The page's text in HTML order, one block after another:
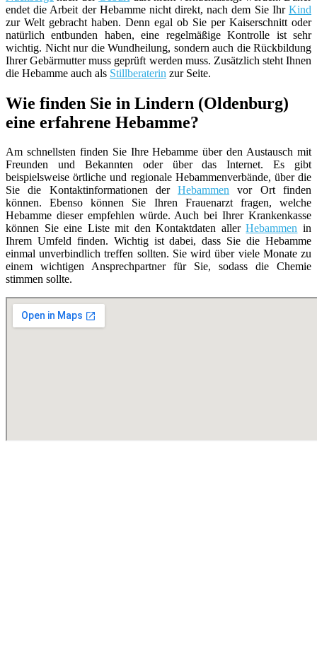
endet die Arbeit der Hebamme nicht direkt, nach dem Sie Ihr Kind
zur Welt gebracht haben. Denn egal ob Sie per Kaiserschnitt oder
natürlich entbunden haben, eine regelmäßige Kontrolle ist sehr
wichtig. Nicht nur die Wundheilung, sondern auch die Rückbildung
Ihrer Gebärmutter muss geprüft werden muss. Zusätzlich steht Ihnen
die Hebamme auch als Stillberaterin zur Seite.
Wie finden Sie in Lindern (Oldenburg)
eine erfahrene Hebamme?
Am schnellsten finden Sie Ihre Hebamme über den Austausch mit
Freunden und Bekannten oder über das Internet. Es gibt
beispielsweise örtliche und regionale Hebammenverbände, über die
Sie die Kontaktinformationen derHebammen vor Ort finden
können. Ebenso können Sie Ihren Frauenarzt fragen, welche
Hebamme dieser empfehlen würde. Auch bei Ihrer Krankenkasse
können Sie eine Liste mit den Kontaktdaten allerHebammen in
Ihrem Umfeld finden. Wichtig ist dabei, dass Sie die Hebamme
einmal unverbindlich treffen sollten. Sie wird über viele Monate zu
einem wichtigen Ansprechpartner für Sie, sodass die Chemie
stimmen sollte.